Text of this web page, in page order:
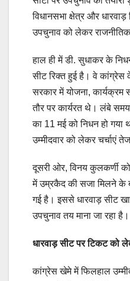
विधानसभा क्षेत्र और धारवाड़
उपचुनाव को लेकर राजनीतिक
हाल ही में डी. सुधाकर के
सीट रिक्त हुई है। वे कांग्रेस
सरकार में योजना, कार्यक्रम
तौर पर कार्यरत थे। लंबे
का 11 मई को निधन हो
उम्मीदवार को लेकर चर्चाएं
दूसरी ओर, विनय कुलकर्णी को
में उम्रकैद की सजा मिलने के
गई है। इससे धारवाड़ सीट
उपचुनाव तय माना जा रहा है।
धारवाड़ सीट पर टिकट को
कांग्रेस खेमे में फिलहाल